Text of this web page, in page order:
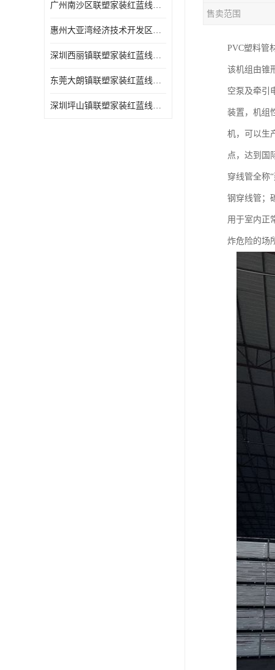
广州南沙区联塑家装红蓝线管批发 库存充足
惠州大亚湾经济技术开发区联塑PPR热水管公司
深圳西丽镇联塑家装红蓝线管供货商 联塑管道供应
东莞大朗镇联塑家装红蓝线管电话 联塑管道经销商
深圳坪山镇联塑家装红蓝线管型号 来电咨询
售卖范围
PVC塑料管
该机组由锥
空泵及牵引
装置，机组
机，可以生
点，达到国
穿线管全称
钢穿线管；
用于室内正
炸危险的场